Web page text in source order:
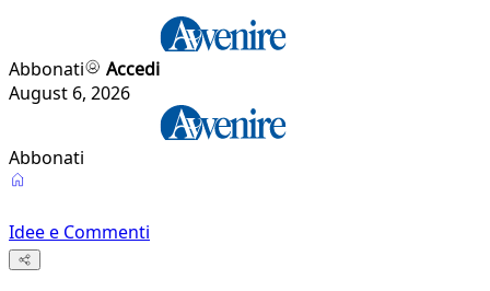
Abbonati
Accedi
August 6, 2026
Abbonati
Idee e Commenti